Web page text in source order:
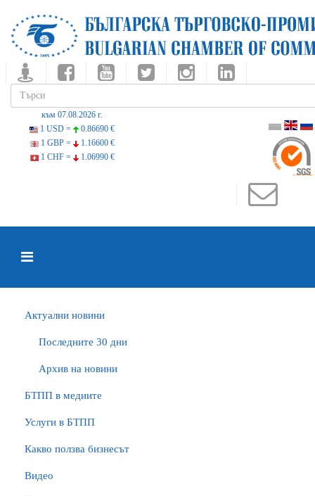
към 07.08.2026 г.
1 USD =
0.86690 €
1 GBP =
1.16600 €
1 CHF =
1.06990 €
Актуални новини
Последните 30 дни
Архив на новини
БTПП в медиите
Услуги в БТПП
Какво ползва бизнесът
Видео